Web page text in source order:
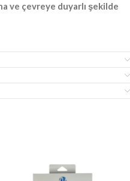
ve çevreye duyarlı şekilde